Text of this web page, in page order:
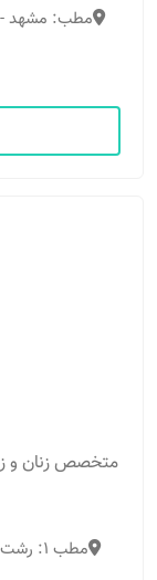
مطب: مشهد -
متخصص زنان و
مطب 1: